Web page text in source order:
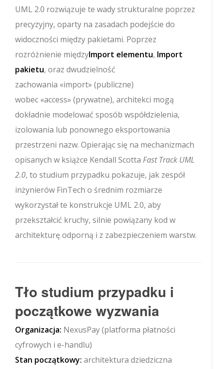
UML 2.0 rozwiązuje te wady strukturalne poprzez
precyzyjny, oparty na zasadach podejście do
widoczności między pakietami. Poprzez
rozróżnienie międzyImport elementu, Import
pakietu, oraz dwudzielność
zachowania «import» (publiczne)
wobec «access» (prywatne), architekci mogą
dokładnie modelować sposób współdzielenia,
izolowania lub ponownego eksportowania
przestrzeni nazw. Opierając się na mechanizmach
opisanych w książce Kendall ScottaFast Track UML
2.0, to studium przypadku pokazuje, jak zespół
inżynierów FinTech o średnim rozmiarze
wykorzystał te konstrukcje UML 2.0, aby
przekształcić kruchy, silnie powiązany kod w
architekturę odporną i z zabezpieczeniem warstw.
Tło studium przypadku i
początkowe wyzwania
Organizacja: NexusPay (platforma płatności
cyfrowych i e-handlu)
Stan początkowy: architektura dziedziczna